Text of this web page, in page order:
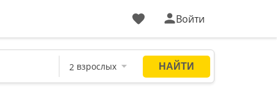
Войти